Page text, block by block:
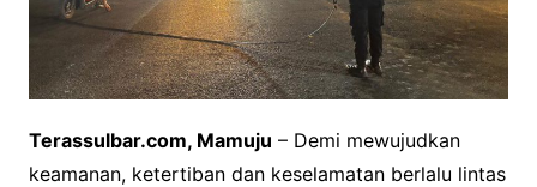
Terassulbar.com, Mamuju – Demi mewujudkan
keamanan, ketertiban dan keselamatan berlalu lintas